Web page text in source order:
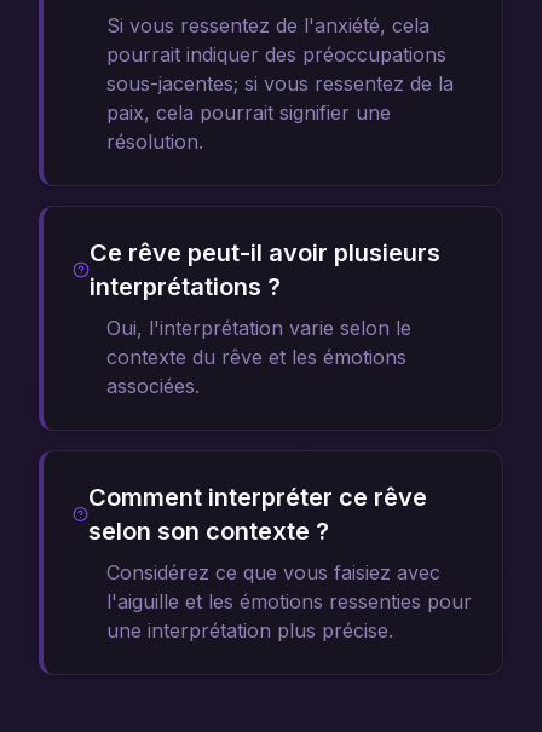
Si vous ressentez de l'anxiété, cela
pourrait indiquer des préoccupations
sous-jacentes; si vous ressentez de la
paix, cela pourrait signifier une
résolution.
Ce rêve peut-il avoir plusieurs
interprétations ?
Oui, l'interprétation varie selon le
contexte du rêve et les émotions
associées.
Comment interpréter ce rêve
selon son contexte ?
Considérez ce que vous faisiez avec
l'aiguille et les émotions ressenties pour
une interprétation plus précise.